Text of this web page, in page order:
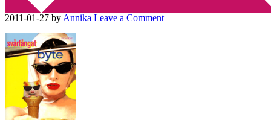
2011-01-27 by Annika Leave a Comment